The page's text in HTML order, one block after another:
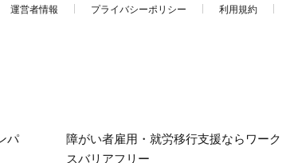
運営者情報
プライバシーポリシー 利用規約
パ
障がい者雇用・就労移行支援ならワーク
スバリアフリー